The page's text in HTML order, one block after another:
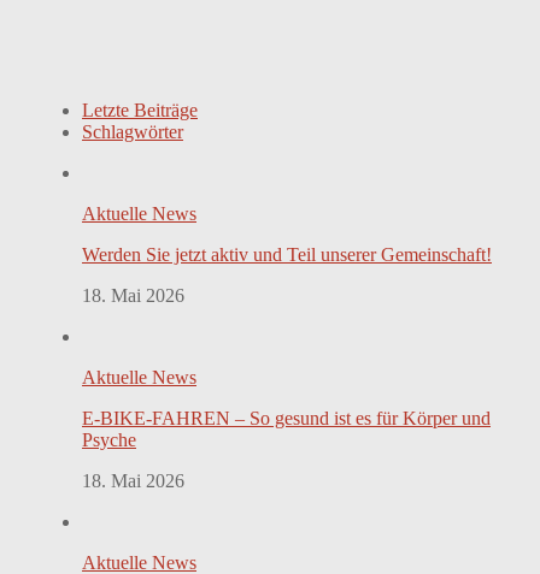
Letzte Beiträge
Schlagwörter
Aktuelle News
Werden Sie jetzt aktiv und Teil unserer Gemeinschaft!
18. Mai 2026
Aktuelle News
E-BIKE-FAHREN – So gesund ist es für Körper und
Psyche
18. Mai 2026
Aktuelle News